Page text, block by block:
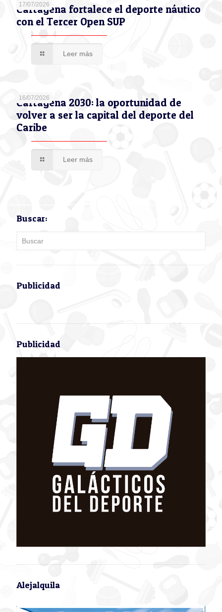
17/07/2026
Cartagena fortalece el deporte náutico
con el Tercer Open SUP
Leer más
16/07/2026
Cartagena 2030: la oportunidad de
volver a ser la capital del deporte del
Caribe
Leer más
Buscar:
Publicidad
Publicidad
Alejalquila